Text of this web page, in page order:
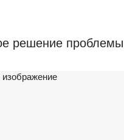
решение проблемы